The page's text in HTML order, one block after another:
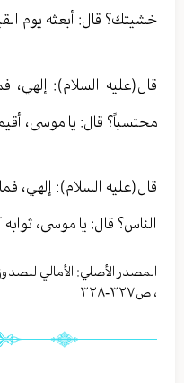
خشيتك؟ قال: أبعثه يوم
قال(عليه السلام):
محتسباً؟ قال: يا موسى،
قال(عليه السلام): إلهي،
الناس؟ قال: يا موسى،
المصدر الأصلي: الأمالي
، ص٣٢٧-٣٢٨